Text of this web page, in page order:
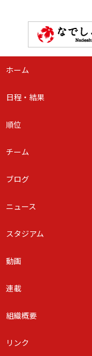
ホーム
日程・結果
順位
チーム
ブログ
ニュース
スタジアム
動画
連載
組織概要
リンク